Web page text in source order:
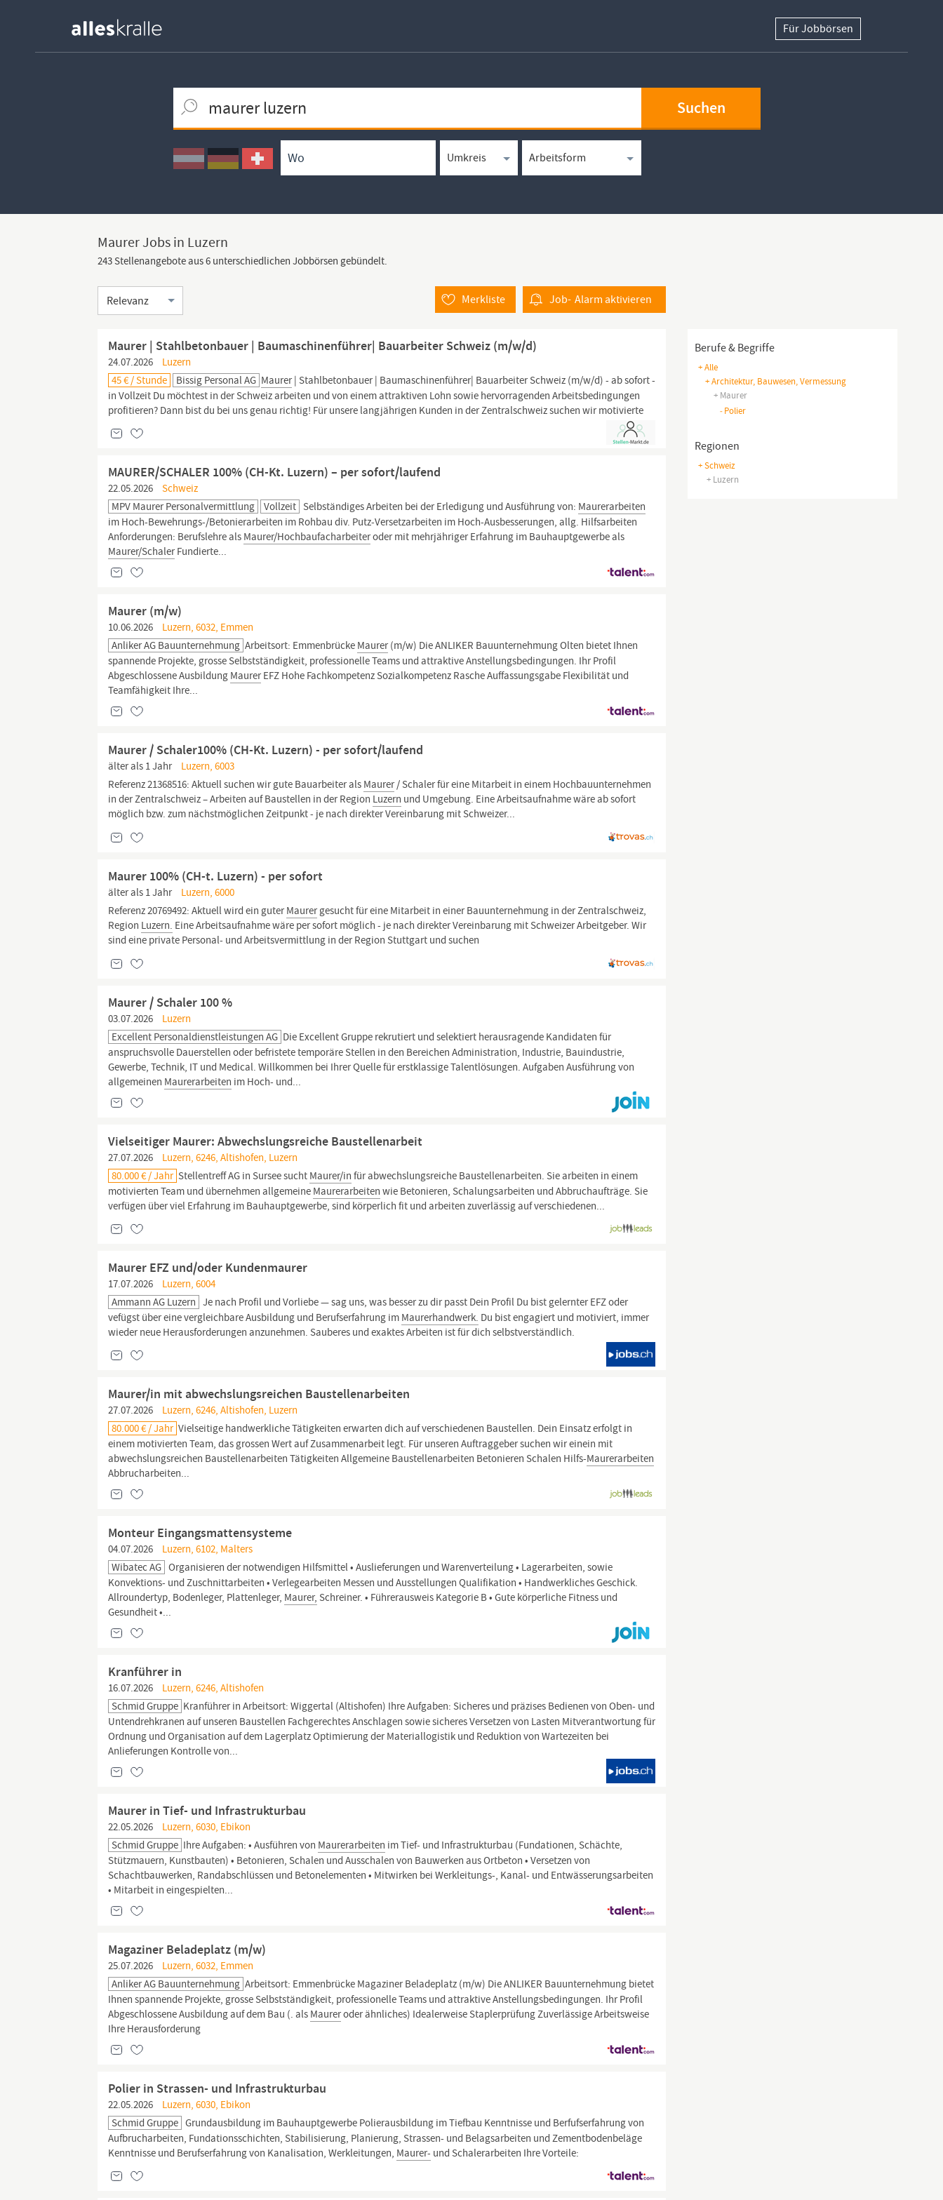
Für Jobbörsen
Ortssuche
Umkreissuche
Arbeitsform
Berufe & Begriffe
+ Alle
+ Architektur, Bauwesen, Vermessung
+ Maurer
-Polier
Regionen
+ Schweiz
+ Luzern
Maurer Jobs in Luzern
243 Stellenangebote aus 6 unterschiedlichen Jobbörsen gebündelt.
Sortierung Job- Alarmaktivieren
Merkliste
Maurer | Stahlbetonbauer | Baumaschinenführer| Bauarbeiter Schweiz (m/w/d)
24.07.2026
Luzern
45 € / Stunde
Bissig Personal AG Maurer| Stahlbetonbauer | Baumaschinenführer| Bauarbeiter Schweiz (m/w/d) - ab sofort -
in Vollzeit Du möchtest in der Schweiz arbeiten und von einem attraktiven Lohn sowie hervorragenden Arbeitsbedingungen
profitieren? Dann bist du bei uns genau richtig! Für unsere langjährigen Kunden in der Zentralschweiz suchen wir motivierte
MAURER/SCHALER 100% (CH-Kt. Luzern) – per sofort/laufend
22.05.2026
Schweiz
MPV Maurer Personalvermittlung
Vollzeit Selbständiges Arbeiten bei der Erledigung und Ausführung von: Maurerarbeiten
im Hoch-Bewehrungs-/Betonierarbeiten im Rohbau div. Putz-Versetzarbeiten im Hoch-Ausbesserungen, allg. Hilfsarbeiten
Anforderungen: Berufslehre als Maurer/Hochbaufacharbeiteroder mit mehrjähriger Erfahrung im Bauhauptgewerbe als
Maurer/SchalerFundierte...
Maurer (m/w)
10.06.2026
Luzern, 6032, Emmen
Anliker AG Bauunternehmung Arbeitsort: Emmenbrücke Maurer(m/w) Die ANLIKER Bauunternehmung Olten bietet Ihnen
spannende Projekte, grosse Selbstständigkeit, professionelle Teams und attraktive Anstellungsbedingungen. Ihr Profil
Abgeschlossene Ausbildung MaurerEFZ Hohe Fachkompetenz Sozialkompetenz Rasche Auffassungsgabe Flexibilität und
Teamfähigkeit Ihre...
Maurer / Schaler100% (CH-Kt. Luzern) - per sofort/laufend
älter als 1 Jahr
Luzern, 6003
Referenz 21368516: Aktuell suchen wir gute Bauarbeiter als Maurer/ Schaler für eine Mitarbeit in einem Hochbauunternehmen
in der Zentralschweiz – Arbeiten auf Baustellen in der Region Luzern und Umgebung. Eine Arbeitsaufnahme wäre ab sofort
möglich bzw. zum nächstmöglichen Zeitpunkt - je nach direkter Vereinbarung mit Schweizer...
Maurer 100% (CH-t. Luzern) - per sofort
älter als 1 Jahr
Luzern, 6000
Referenz 20769492: Aktuell wird ein guterMaurergesucht für eine Mitarbeit in einer Bauunternehmung in der Zentralschweiz,
Region Luzern. Eine Arbeitsaufnahme wäre per sofort möglich - je nach direkter Vereinbarung mit Schweizer Arbeitgeber. Wir
sind eine private Personal- und Arbeitsvermittlung in der Region Stuttgart und suchen
Maurer / Schaler 100 %
03.07.2026
Luzern
Excellent Personaldienstleistungen AG Die Excellent Gruppe rekrutiert und selektiert herausragende Kandidaten für
anspruchsvolle Dauerstellen oder befristete temporäre Stellen in den Bereichen Administration, Industrie, Bauindustrie,
Gewerbe, Technik, IT und Medical. Willkommen bei Ihrer Quelle für erstklassige Talentlösungen. Aufgaben Ausführung von
allgemeinen Maurerarbeiten im Hoch- und...
Vielseitiger Maurer: Abwechslungsreiche Baustellenarbeit
27.07.2026
Luzern, 6246, Altishofen, Luzern
80.000 € / Jahr Stellentreff AG in Sursee sucht Maurer/in für abwechslungsreiche Baustellenarbeiten. Sie arbeiten in einem
motivierten Team und übernehmen allgemeine Maurerarbeiten wie Betonieren, Schalungsarbeiten und Abbruchaufträge. Sie
verfügen über viel Erfahrung im Bauhauptgewerbe, sind körperlich fit und arbeiten zuverlässig auf verschiedenen...
Maurer EFZ und/oder Kundenmaurer
17.07.2026
Luzern, 6004
Ammann AG Luzern Je nach Profil und Vorliebe — sag uns, was besser zu dir passt Dein Profil Du bist gelernter EFZ oder
vefügst über eine vergleichbare Ausbildung und Berufserfahrung im Maurerhandwerk. Du bist engagiert und motiviert, immer
wieder neue Herausforderungen anzunehmen. Sauberes und exaktes Arbeiten ist für dich selbstverständlich.
Maurer/in mit abwechslungsreichen Baustellenarbeiten
27.07.2026
Luzern, 6246, Altishofen, Luzern
80.000 € / Jahr Vielseitige handwerkliche Tätigkeiten erwarten dich auf verschiedenen Baustellen. Dein Einsatz erfolgt in
einem motivierten Team, das grossen Wert auf Zusammenarbeit legt. Für unseren Auftraggeber suchen wir einein mit
abwechslungsreichen Baustellenarbeiten Tätigkeiten Allgemeine Baustellenarbeiten Betonieren Schalen Hilfs-Maurerarbeiten
Abbrucharbeiten...
Monteur Eingangsmattensysteme
04.07.2026
Luzern, 6102, Malters
Wibatec AG Organisieren der notwendigen Hilfsmittel • Auslieferungen und Warenverteilung • Lagerarbeiten, sowie
Konvektions- und Zuschnittarbeiten • Verlegearbeiten Messen und Ausstellungen Qualifikation • Handwerkliches Geschick.
Allroundertyp, Bodenleger, Plattenleger, Maurer, Schreiner. • Führerausweis Kategorie B • Gute körperliche Fitness und
Gesundheit •...
Kranführer in
16.07.2026
Luzern, 6246, Altishofen
Schmid Gruppe Kranführer in Arbeitsort: Wiggertal (Altishofen) Ihre Aufgaben: Sicheres und präzises Bedienen von Oben- und
Untendrehkranen auf unseren Baustellen Fachgerechtes Anschlagen sowie sicheres Versetzen von Lasten Mitverantwortung für
Ordnung und Organisation auf dem Lagerplatz Optimierung der Materiallogistik und Reduktion von Wartezeiten bei
Anlieferungen Kontrolle von...
Maurer in Tief- und Infrastrukturbau
22.05.2026
Luzern, 6030, Ebikon
Schmid Gruppe Ihre Aufgaben: • Ausführen von Maurerarbeiten im Tief- und Infrastrukturbau (Fundationen, Schächte,
Stützmauern, Kunstbauten) • Betonieren, Schalen und Ausschalen von Bauwerken aus Ortbeton • Versetzen von
Schachtbauwerken, Randabschlüssen und Betonelementen • Mitwirken bei Werkleitungs-, Kanal- und Entwässerungsarbeiten
• Mitarbeit in eingespielten...
Magaziner Beladeplatz (m/w)
25.07.2026
Luzern, 6032, Emmen
Anliker AG Bauunternehmung Arbeitsort: Emmenbrücke Magaziner Beladeplatz (m/w) Die ANLIKER Bauunternehmung bietet
Ihnen spannende Projekte, grosse Selbstständigkeit, professionelle Teams und attraktive Anstellungsbedingungen. Ihr Profil
Abgeschlossene Ausbildung auf dem Bau (. als Maureroder ähnliches) Idealerweise Staplerprüfung Zuverlässige Arbeitsweise
Ihre Herausforderung
Polier in Strassen- und Infrastrukturbau
22.05.2026
Luzern, 6030, Ebikon
Schmid Gruppe Grundausbildung im Bauhauptgewerbe Polierausbildung im Tiefbau Kenntnisse und Berfufserfahrung von
Aufbrucharbeiten, Fundationsschichten, Stabilisierung, Planierung, Strassen- und Belagsarbeiten und Zementbodenbeläge
Kenntnisse und Berufserfahrung von Kanalisation, Werkleitungen, Maurer- und Schalerarbeiten Ihre Vorteile: